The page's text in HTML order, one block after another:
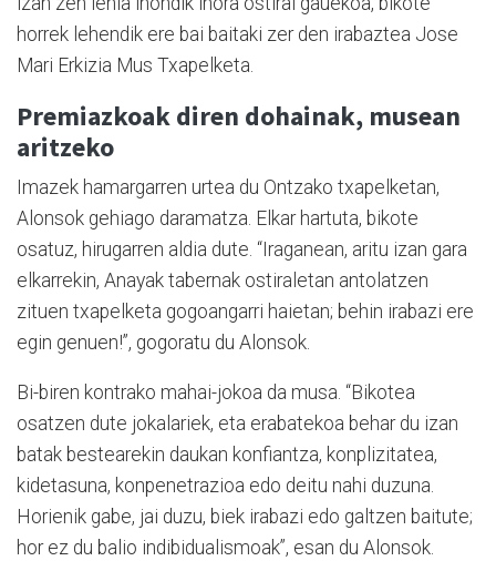
horrek lehendik ere bai baitaki zer den irabaztea Jose
Mari Erkizia Mus Txapelketa.
Premiazkoak diren dohainak, musean
aritzeko
Imazek hamargarren urtea du Ontzako txapelketan,
Alonsok gehiago daramatza. Elkar hartuta, bikote
osatuz, hirugarren aldia dute. “Iraganean, aritu izan gara
elkarrekin, Anayak tabernak ostiraletan antolatzen
zituen txapelketa gogoangarri haietan; behin irabazi ere
egin genuen!”, gogoratu du Alonsok.
Bi-biren kontrako mahai-jokoa da musa. “Bikotea
osatzen dute jokalariek, eta erabatekoa behar du izan
batak bestearekin daukan konfiantza, konplizitatea,
kidetasuna, konpenetrazioa edo deitu nahi duzuna.
Horienik gabe, jai duzu, biek irabazi edo galtzen baitute;
hor ez du balio indibidualismoak”, esan du Alonsok.